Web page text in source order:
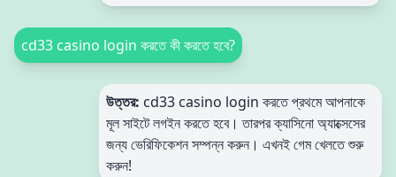
cd33 casino login করতে কী করতে হবে?
উত্তর: cd33 casino login করতে প্রথমে আপনাকে
মূল সাইটে লগইন করতে হবে। তারপর ক্যাসিনো অ্যাক্সেসের
জন্য ভেরিফিকেশন সম্পন্ন করুন। এখনই গেম খেলতে শুরু
করুন!